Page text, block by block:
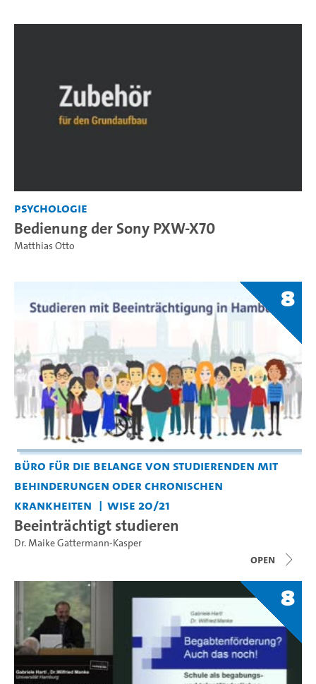
Psychologie
Bedienung der Sony PXW-X70
Matthias Otto
8
Büro für die Belange von Studierenden mit
Behinderungen oder chronischen
Krankheiten
WiSe 20/21
Beeinträchtigt studieren
Dr. Maike Gattermann-Kasper
open
8